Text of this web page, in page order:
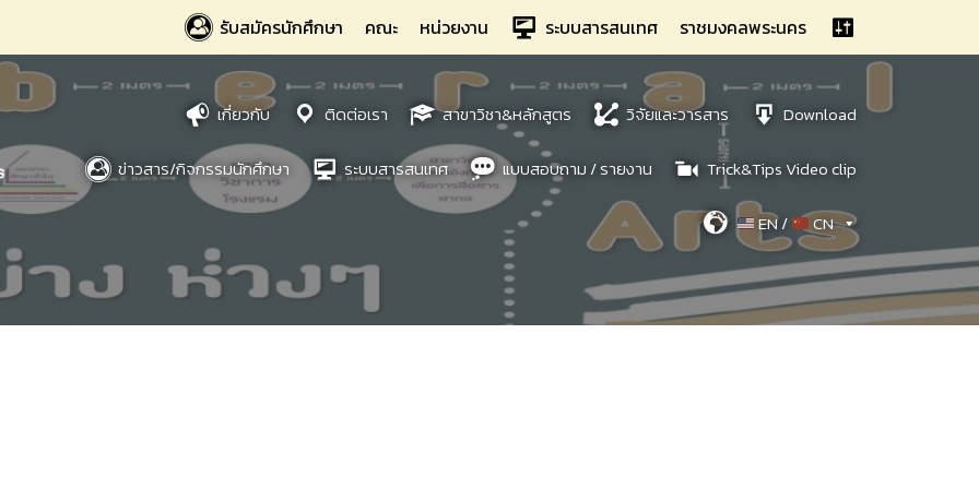
รับสมัครนักศึกษา คณะ หน่วยงาน ระบบสารสนเทศ ราชมงคลพระนคร
เกี่ยวกับ ติดต่อเรา สาขาวิชา&หลักสูตร วิจัยและวารสาร Download
ข่าวสาร/กิจกรรมนักศึกษา ระบบสารสนเทศ แบบสอบถาม / รายงาน Trick&Tips Video clip
EN / CN